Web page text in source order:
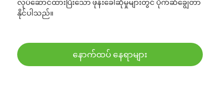
လုပ်ဆောင်ထားပြီးသော ဖုန်းခေါ်ဆိုမှုများတွင် ပိုက်ဆံချွေတာ
နိုင်ပါသည်။
နောက်ထပ် နေရာများ